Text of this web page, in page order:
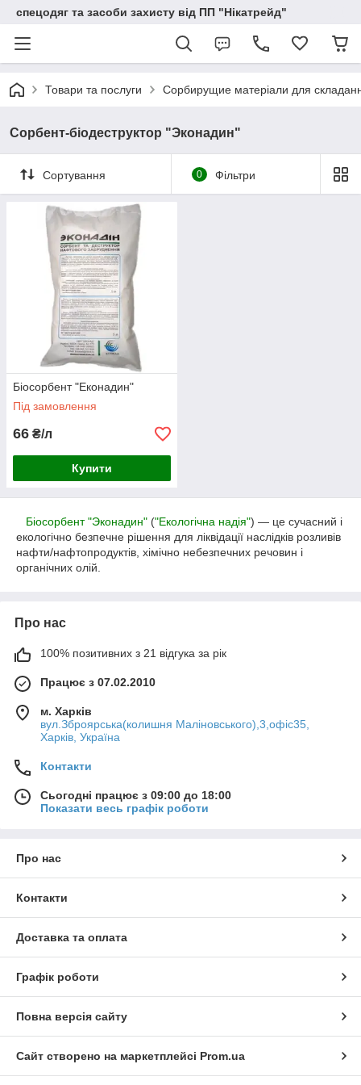
спецодяг та засоби захисту від ПП "Нікатрейд"
Товари та послуги Сорбирущие матеріали для
Сорбент-біодеструктор "Эконадин"
Сортування 0 Фільтри
Біосорбент "Еконадин"
Під замовлення
66 ₴/л
Купити
Біосорбент "Эконадин" ("Екологічна надія") ― це сучасний і
екологічно безпечне рішення для ліквідації наслідків розливів
нафти/нафтопродуктів, хімічно небезпечних речовин і
органічних олій.
Про нас
100% позитивних з 21 відгука за рік
Працює з 07.02.2010
м. Харків
вул.Зброярська(колишня Маліновського),3,офіс35,
Харків, Україна
Контакти
Сьогодні працює з 09:00 до 18:00
Показати весь графік роботи
Про нас
Контакти
Доставка та оплата
Графік роботи
Повна версія сайту
Сайт створено на маркетплейсі Prom.ua